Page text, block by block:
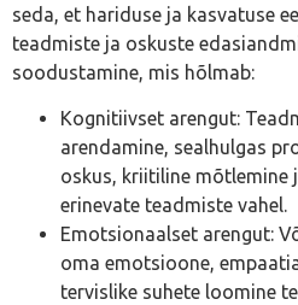
seda, et hariduse ja kasvatuse
teadmiste ja oskuste
soodustamine, mis hõlmab:
Kognitiivset arengut:
arendamine, sealhulgas
oskus, kriitiline mõtlemine
erinevate teadmiste vahel.
Emotsionaalset arengut:
oma emotsioone,
tervislike suhete loomine